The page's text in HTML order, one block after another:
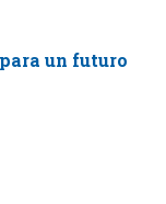
un futuro